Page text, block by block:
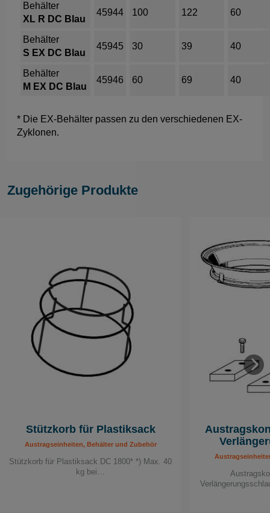
Behälter
XL R DC Blau
45944 100 122 60
Behälter
S EX DC Blau
45945 30 39 40
Behälter
M EX DC Blau
45946 60 69 40
* Die EX-Behälter passen zu den verschiedenen EX-
Zyklonen.
Zugehörige Produkte
Stützkorb für Plastiksack
Austragseinheiten, Behälter und Zubehör
Stützkorb für Plastiksack DC 1800* *) Max. 40
kg bei…